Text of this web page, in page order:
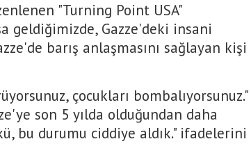
"Turning Point USA"
geldiğimizde, Gazze'deki insani
barış anlaşmasını sağlayan kişi
çocukları bombalıyorsunuz."
son 5 yılda olduğundan daha
bu durumu ciddiye aldık." ifadelerini